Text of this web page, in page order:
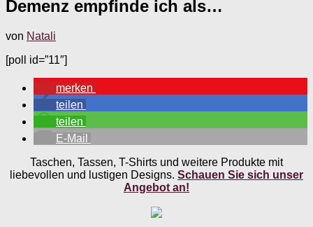
Demenz empfinde ich als…
von Natali
[poll id=”11″]
merken
teilen
teilen
E-Mail
Taschen, Tassen, T-Shirts und weitere Produkte mit
liebevollen und lustigen Designs. Schauen Sie sich unser
Angebot an!